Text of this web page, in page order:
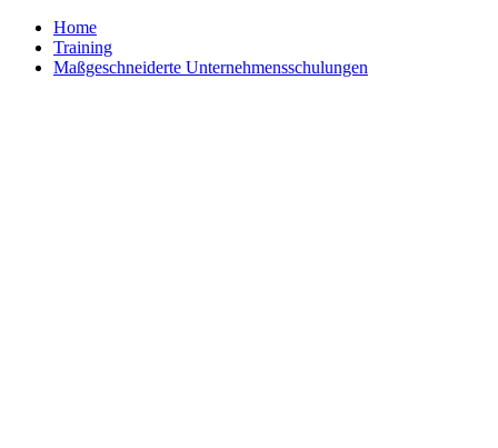
Home
Training
Maßgeschneiderte Unternehmensschulungen